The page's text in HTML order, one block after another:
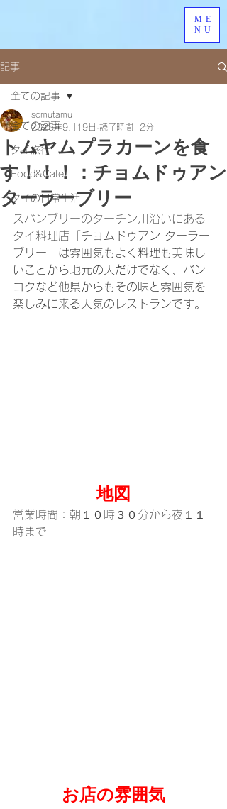
ME
NU
記事
全ての記事
タイ旅行
Food&Cafe
タイの日常生活
全ての記事
トムヤムプラカーンを食
す！！！：チョムドゥアン
ターラーブリー
somutamu
2025年9月19日 読了時間: 2分
スパンブリーのターチン川沿いにある
タイ料理店「 チョムドゥアン ターラー
ブリー」は雰囲気もよく料理も美味し
いことから地元の人だけでなく、バン
コクなど他県からもその味と雰囲気を
楽しみに来る人気のレストランです。
地図
営業時間：朝１０時３０分から夜１１
時まで
お店の雰囲気